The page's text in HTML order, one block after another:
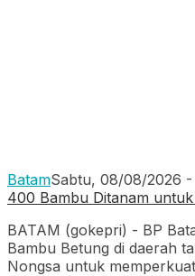
BatamSabtu, 08/08/2026 -
400 Bambu Ditanam
BATAM (gokepri) - BP
Bambu Betung di daerah
Nongsa untuk memperkuat